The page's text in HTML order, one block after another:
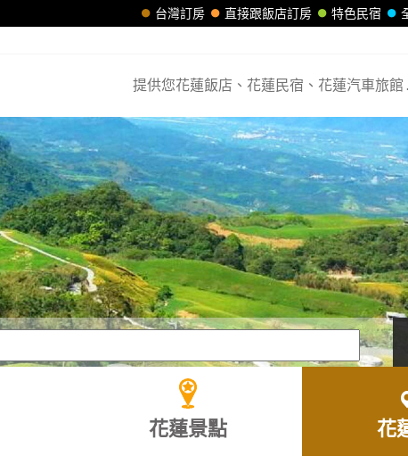
特色民宿
直接跟飯店訂房
台灣訂房
提供您花蓮飯店、花蓮民宿、花蓮汽車旅
花蓮景點 花